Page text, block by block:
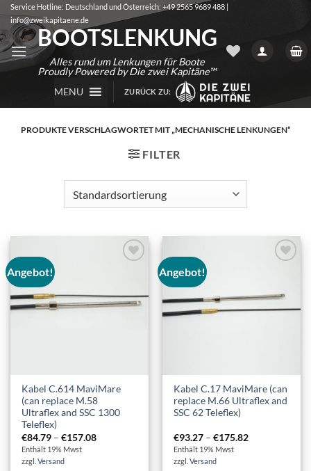
Zum
Inhalt
springen
Service Hotline: Deutschland und Österreich: +49 2565 9689 488 |
info@zweikapitaene.de
BOOTSLENKUNG
Alles rund um Lenkungen für Boote
Proudly Powered by Die zwei Kapitäne™
MENU
ZURÜCK ZU:
PRODUKTE VERSCHLAGWORTET MIT „MECHANISCHE LENKUNGEN“
FILTER
Angebot!
Kabel C.614 MaviMare
(can replace M.58
Ultraflex and SSC 1300
Teleflex)
€84.79 –€157.08Preisspanne:
Enthält 19% Mwst
zzgl.Versand
Angebot!
Kabel C.17 MaviMare (can
replace M.66 Ultraflex and
SSC 62 Teleflex)
€93.27 –€175.82Preisspanne:
Enthält 19% Mwst
zzgl.Versand